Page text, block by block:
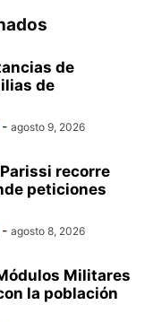
de
de
- agosto 9, 2026
recorre
peticiones
- agosto 8, 2026
Militares
la población